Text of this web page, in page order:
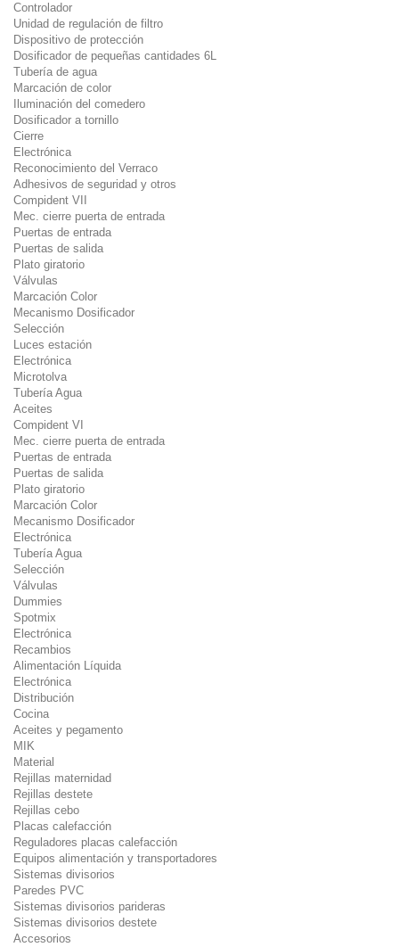
Controlador
Unidad de regulación de filtro
Dispositivo de protección
Dosificador de pequeñas cantidades 6L
Tubería de agua
Marcación de color
Iluminación del comedero
Dosificador a tornillo
Cierre
Electrónica
Reconocimiento del Verraco
Adhesivos de seguridad y otros
Compident VII
Mec. cierre puerta de entrada
Puertas de entrada
Puertas de salida
Plato giratorio
Válvulas
Marcación Color
Mecanismo Dosificador
Selección
Luces estación
Electrónica
Microtolva
Tubería Agua
Aceites
Compident VI
Mec. cierre puerta de entrada
Puertas de entrada
Puertas de salida
Plato giratorio
Marcación Color
Mecanismo Dosificador
Electrónica
Tubería Agua
Selección
Válvulas
Dummies
Spotmix
Electrónica
Recambios
Alimentación Líquida
Electrónica
Distribución
Cocina
Aceites y pegamento
MIK
Material
Rejillas maternidad
Rejillas destete
Rejillas cebo
Placas calefacción
Reguladores placas calefacción
Equipos alimentación y transportadores
Sistemas divisorios
Paredes PVC
Sistemas divisorios parideras
Sistemas divisorios destete
Accesorios